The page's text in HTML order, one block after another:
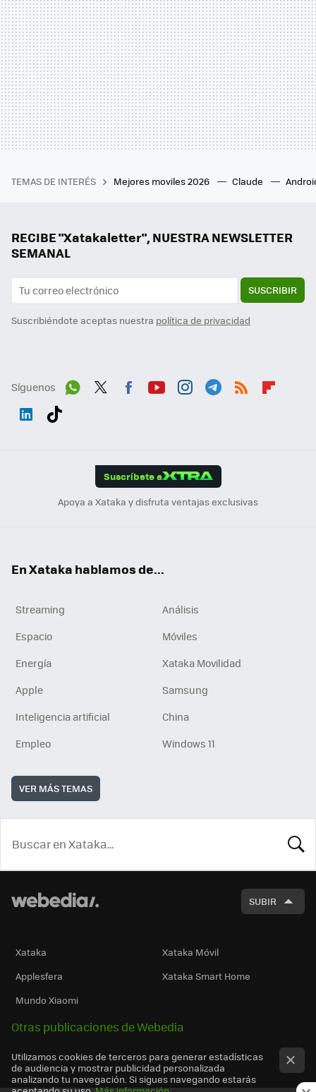
TEMAS DE INTERÉS Mejores moviles 2026 Claude
RECIBE "Xatakaletter", NUESTRA NEWSLETTER
SEMANAL
SUSCRIBIR
Suscribiéndote aceptas nuestra política de privacidad
Síguenos
Suscríbete a
Apoya a Xataka y disfruta ventajas exclusivas
En Xataka hablamos de...
Streaming
Análisis
Espacio
Móviles
Energía
Xataka Movilidad
Apple
Samsung
Inteligencia artificial
China
Empleo
Windows 11
VER MÁS TEMAS
SUBIR
Xataka
Xataka Móvil
Applesfera
Xataka Smart Home
Mundo Xiaomi
Otras publicaciones de Webedia
Utilizamos cookies de terceros para generar estadísticas
de audiencia y mostrar publicidad personalizada
analizando tu navegación. Si sigues navegando estarás